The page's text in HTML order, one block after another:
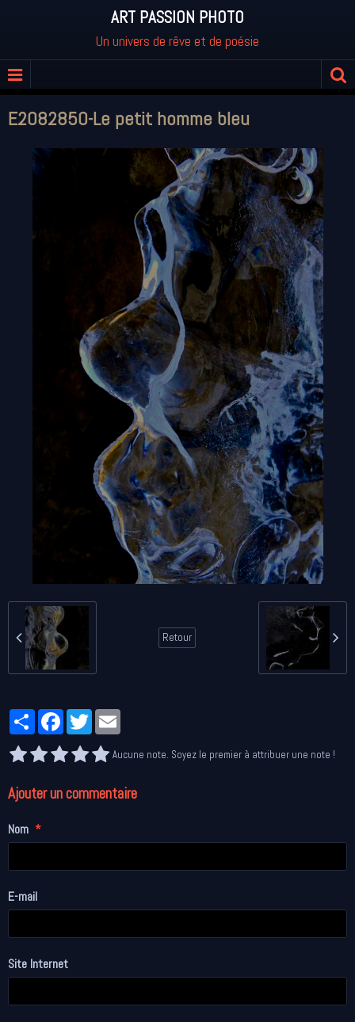
ART PASSION PHOTO
Un univers de rêve et de poésie
E2082850-Le petit homme bleu
Retour
PartagerFacebookTwitter
Aucune note. Soyez le premier à attribuer une note !
Ajouter un commentaire
Nom
E-mail
Site Internet